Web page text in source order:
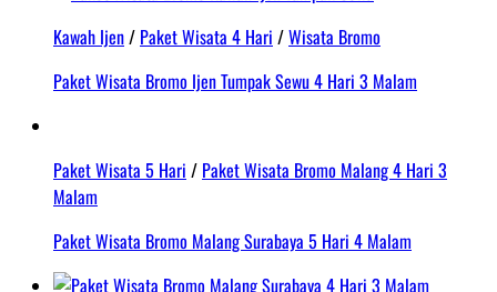
Kawah Ijen/ Paket Wisata 4 Hari /Wisata Bromo
Paket Wisata Bromo Ijen Tumpak Sewu 4 Hari 3 Malam
Paket Wisata 5 Hari / Paket Wisata Bromo Malang 4 Hari 3
Malam
Paket Wisata Bromo Malang Surabaya 5 Hari 4 Malam